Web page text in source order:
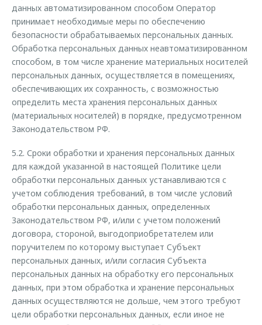
данных автоматизированном способом Оператор
принимает необходимые меры по обеспечению
безопасности обрабатываемых персональных данных.
Обработка персональных данных неавтоматизированном
способом, в том числе хранение материальных носителей
персональных данных, осуществляется в помещениях,
обеспечивающих их сохранность, с возможностью
определить места хранения персональных данных
(материальных носителей) в порядке, предусмотренном
Законодательством РФ.
5.2. Сроки обработки и хранения персональных данных
для каждой указанной в настоящей Политике цели
обработки персональных данных устанавливаются с
учетом соблюдения требований, в том числе условий
обработки персональных данных, определенных
Законодательством РФ, и/или с учетом положений
договора, стороной, выгодоприобретателем или
поручителем по которому выступает Субъект
персональных данных, и/или согласия Субъекта
персональных данных на обработку его персональных
данных, при этом обработка и хранение персональных
данных осуществляются не дольше, чем этого требуют
цели обработки персональных данных, если иное не